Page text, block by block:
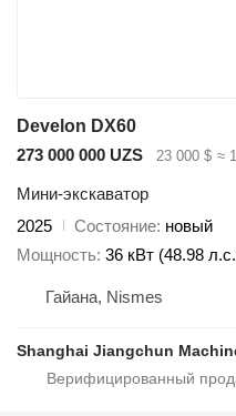
Develon DX60
273 000 000 UZS
23 000 $ ≈
Мини-экскаватор
2025
Состояние новый
Мощность 36 кВт (48.98
Гайана, Nismes
Shanghai Jiangchun